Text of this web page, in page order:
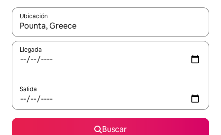
Ubicación
Cuando los resultados estén disponibles, podrás navegar
Llegada
Salida
Buscar